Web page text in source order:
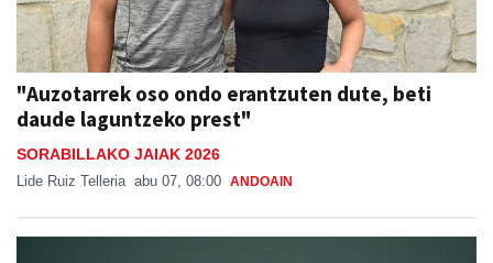
"Auzotarrek oso ondo erantzuten dute, beti
daude laguntzeko prest"
SORABILLAKO JAIAK 2026
Lide Ruiz Telleria abu 07, 08:00 ANDOAIN